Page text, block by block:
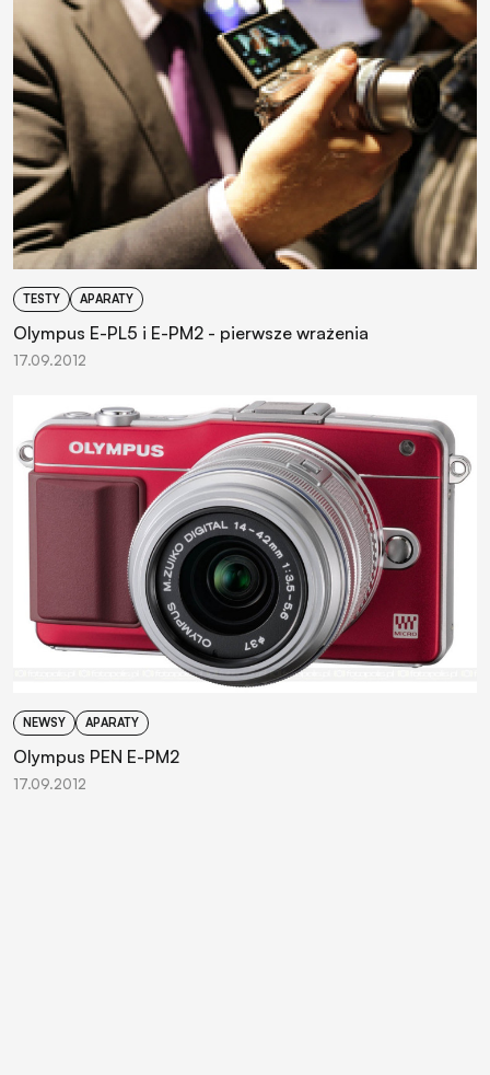
TESTY APARATY
Olympus E-PL5 i E-PM2 - pierwsze wrażenia
17.09.2012
NEWSY APARATY
Olympus PEN E-PM2
17.09.2012